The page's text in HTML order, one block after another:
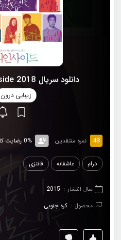
دانلود سریال 2018 The Beauty Inside
زیبایی درون
48 نمره منتقدین 0% رضایت کاربران (0رای)
درام عاشقانه فانتزی
سال انتشار : 2015
محصول : کره جنوبی